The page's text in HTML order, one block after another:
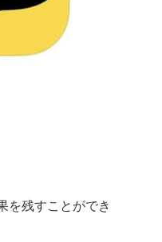
を残すことができ